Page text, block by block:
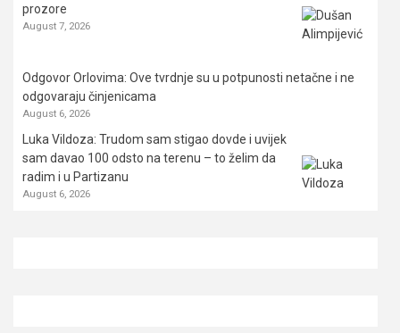
prozore
August 7, 2026
Odgovor Orlovima: ​Ove tvrdnje su u potpunosti netačne i ne
odgovaraju činjenicama
August 6, 2026
Luka Vildoza: Trudom sam stigao dovde i uvijek
sam davao 100 odsto na terenu – to želim da
radim i u Partizanu
August 6, 2026